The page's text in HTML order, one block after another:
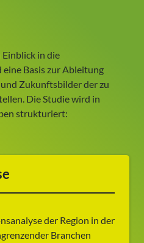
Einblick in die
Basis zur Ableitung
Zukunftsbilder der zu
Die Studie wird in
strukturiert:
der Region in der
Branchen